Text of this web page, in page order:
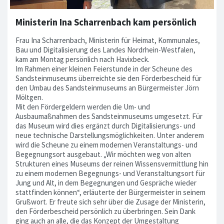
Ministerin Ina Scharrenbach kam persönlich
Frau Ina Scharrenbach, Ministerin für Heimat, Kommunales,
Bau und Digitalisierung des Landes Nordrhein-Westfalen,
kam am Montag persönlich nach Havixbeck.
Im Rahmen einer kleinen Feierstunde in der Scheune des
Sandsteinmuseums überreichte sie den Förderbescheid für
den Umbau des Sandsteinmuseums an Bürgermeister Jörn
Möltgen.
Mit den Fördergeldern werden die Um- und
Ausbaumaßnahmen des Sandsteinmuseums umgesetzt. Für
das Museum wird dies ergänzt durch Digitalisierungs- und
neue technische Darstellungsmöglichkeiten. Unter anderem
wird die Scheune zu einem modernen Veranstaltungs- und
Begegnungsort ausgebaut. „Wir möchten weg von alten
Strukturen eines Museums der reinen Wissensvermittlung hin
zu einem modernen Begegnungs- und Veranstaltungsort für
Jung und Alt, in dem Begegnungen und Gespräche wieder
stattfinden können“, erläuterte der Bürgermeister in seinem
Grußwort. Er freute sich sehr über die Zusage der Ministerin,
den Förderbescheid persönlich zu überbringen. Sein Dank
ging auch an alle, die das Konzept der Umgestaltung